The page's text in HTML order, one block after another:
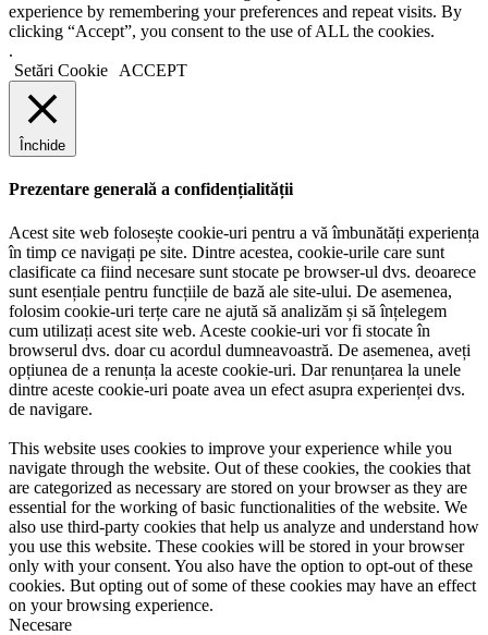
experience by remembering your preferences and repeat visits. By
clicking “Accept”, you consent to the use of ALL the cookies.
.
Setări Cookie
ACCEPT
Închide
Prezentare generală a confidențialității
Acest site web folosește cookie-uri pentru a vă îmbunătăți experiența
în timp ce navigați pe site. Dintre acestea, cookie-urile care sunt
clasificate ca fiind necesare sunt stocate pe browser-ul dvs. deoarece
sunt esențiale pentru funcțiile de bază ale site-ului. De asemenea,
folosim cookie-uri terțe care ne ajută să analizăm și să înțelegem
cum utilizați acest site web. Aceste cookie-uri vor fi stocate în
browserul dvs. doar cu acordul dumneavoastră. De asemenea, aveți
opțiunea de a renunța la aceste cookie-uri. Dar renunțarea la unele
dintre aceste cookie-uri poate avea un efect asupra experienței dvs.
de navigare.
This website uses cookies to improve your experience while you
navigate through the website. Out of these cookies, the cookies that
are categorized as necessary are stored on your browser as they are
essential for the working of basic functionalities of the website. We
also use third-party cookies that help us analyze and understand how
you use this website. These cookies will be stored in your browser
only with your consent. You also have the option to opt-out of these
cookies. But opting out of some of these cookies may have an effect
on your browsing experience.
Necesare